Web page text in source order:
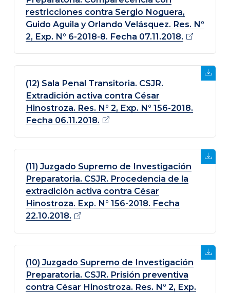
restricciones contra Sergio Noguera,
Guido Aguila y Orlando Velásquez. Res. N°
2, Exp. N° 6-2018-8. Fecha 07.11.2018.
(12) Sala Penal Transitoria. CSJR.
Extradición activa contra César
Hinostroza. Res. N° 2, Exp. N° 156-2018.
Fecha 06.11.2018.
(11) Juzgado Supremo de Investigación
Preparatoria. CSJR. Procedencia de la
extradición activa contra César
Hinostroza. Exp. N° 156-2018. Fecha
22.10.2018.
(10) Juzgado Supremo de Investigación
Preparatoria. CSJR. Prisión preventiva
contra César Hinostroza. Res. N° 2, Exp.